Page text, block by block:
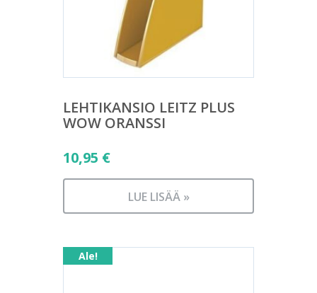
LEHTIKANSIO LEITZ PLUS
WOW ORANSSI
10,95 €
LUE LISÄÄ »
Ale!